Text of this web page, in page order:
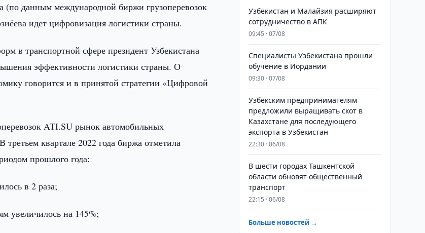
(по данным международной биржи грузоперевозок
идет цифровизация логистики страны.
в транспортной сфере президент Узбекистана
эффективности логистики страны. О
говорится и в принятой стратегии «Цифровой
ATI.SU рынок автомобильных
третьем квартале 2022 года биржа отметила
прошлого года:
в 2 раза;
увеличилось на 145%;
Узбекистан и Малайзия расширяют
сотрудничество в АПК
09:45 · 07/08
Специалисты Узбекистана прошли
обучение в Иордании
09:30 · 07/08
Узбекским предпринимателям
предложили выращивать скот в
Казахстане для последующего
экспорта в Узбекистан
22:30 · 06/08
В шести городах Ташкентской
области обновят общественный
транспорт
22:15 · 06/08
Больше новостей →